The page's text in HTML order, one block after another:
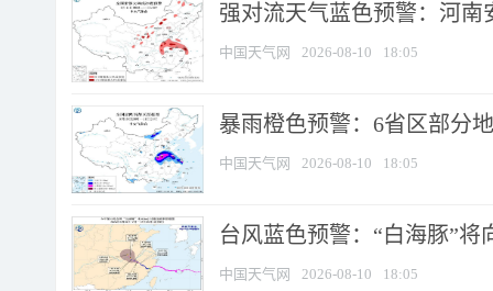
强对流天气蓝色预警：河南
中国天气网 2026-08-10 18:05
暴雨橙色预警：6省区部分
中国天气网 2026-08-10 18:05
台风蓝色预警：“白海豚”
中国天气网 2026-08-10 18:05